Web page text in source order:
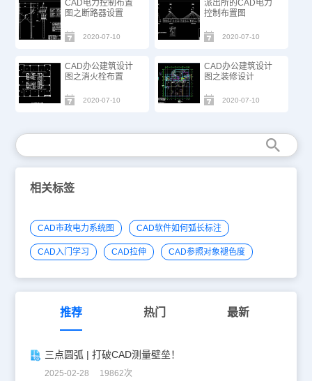
CAD电力控制布置
图之断路器设置
2020-07-10
派出所的CAD电力
控制布置图
2020-07-10
CAD办公建筑设计
图之消火栓布置
2020-07-10
CAD办公建筑设计
图之装修设计
2020-07-10
相关标签
CAD市政电力系统图 CAD软件如何弧长标注
CAD入门学习 CAD拉伸 CAD参照对象褪色度
推荐 热门 最新
三点圆弧 | 打破CAD测量壁垒！
2025-02-28 19862次